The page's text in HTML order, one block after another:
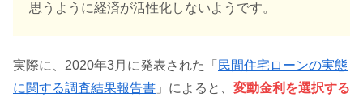
思うように経済が活性化しないようです。
実際に、2020年3月に発表された「 民間住宅ローンの実態
に関する調査結果報告書 」によると、 変動金利を選択する